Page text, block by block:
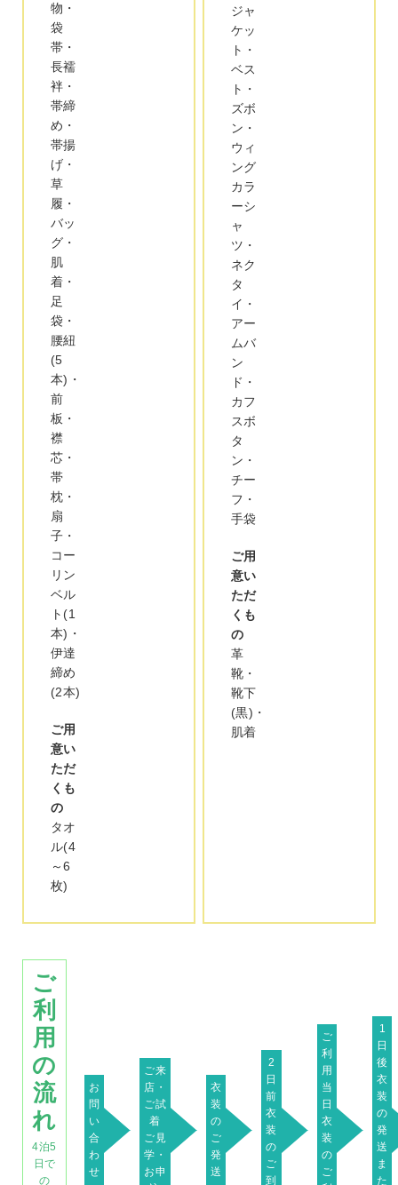
物・
袋
帯・
長襦
袢・
帯締
め・
帯揚
げ・
草
履・
バッ
グ・
肌
着・
足
袋・
腰紐
(5
本)・
前
板・
襟
芯・
帯
枕・
扇
子・
コー
リン
ベル
ト(1
本)・
伊達
締め
(2本)
ご用
意い
ただ
くも
の
タオ
ル(4
～6
枚)
ジャ
ケッ
ト・
ベス
ト・
ズボ
ン・
ウィ
ング
カラ
ーシ
ャ
ツ・
ネク
タ
イ・
アー
ムバ
ン
ド・
カフ
スボ
タ
ン・
チー
フ・
手袋
ご用
意い
ただ
くも
の
革
靴・
靴下
(黒)・
肌着
ご
利
用
の
流
れ
4泊5
日で
の
お
問
い
合
わ
せ
ご来
店・
ご試
着
ご見
学・
お申
衣
装
の
ご
発
送
2
日
前
衣
装
の
ご
到
ご
利
用
当
日
衣
装
の
ご
1
日
後
衣
装
の
発
送
ま
た